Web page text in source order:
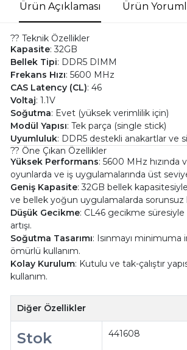
Ürün Açıklaması Ürün
?? Teknik Özellikler
Kapasite: 32GB
Bellek Tipi: DDR5 DIMM
Frekans Hızı: 5600 MHz
CAS Latency (CL): 46
Voltaj: 1.1V
Soğutma: Evet (yüksek verimlilik için)
Modül Yapısı: Tek parça (single stick)
Uyumluluk: DDR5 destekli anakartlar ve
?? Öne Çıkan Özellikler
Yüksek Performans: 5600 MHz hızında
oyunlarda ve iş uygulamalarında üst
Geniş Kapasite: 32GB bellek
ve bellek yoğun uygulamalarda sorunsuz
Düşük Gecikme: CL46 gecikme süresiyle
artışı.
Soğutma Tasarımı: Isınmayı minimuma
ömürlü kullanım.
Kolay Kurulum: Kutulu ve tak-çalıştır
kullanım.
Diğer Özellikler
Stok
441608